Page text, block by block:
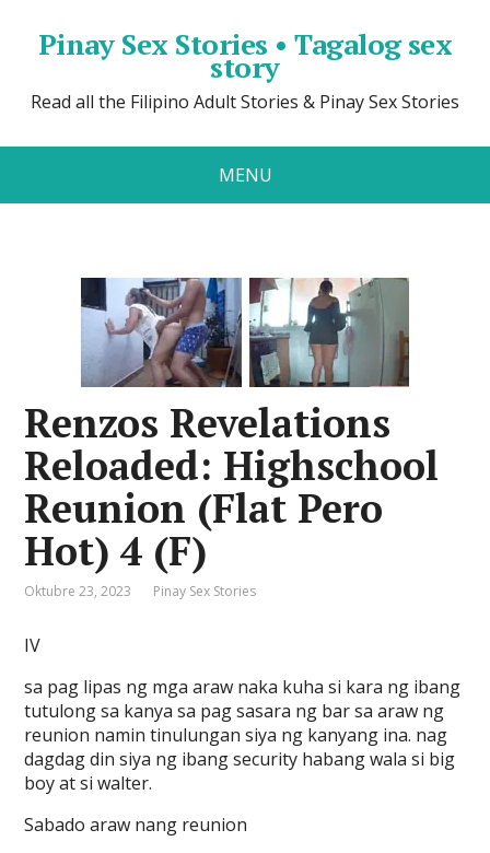
Pinay Sex Stories • Tagalog sex
story
Read all the Filipino Adult Stories & Pinay Sex Stories
MENU
Renzos Revelations
Reloaded: Highschool
Reunion (Flat Pero
Hot) 4 (F)
Oktubre 23, 2023 Pinay Sex Stories
IV
sa pag lipas ng mga araw naka kuha si kara ng ibang
tutulong sa kanya sa pag sasara ng bar sa araw ng
reunion namin tinulungan siya ng kanyang ina. nag
dagdag din siya ng ibang security habang wala si big
boy at si walter.
Sabado araw nang reunion